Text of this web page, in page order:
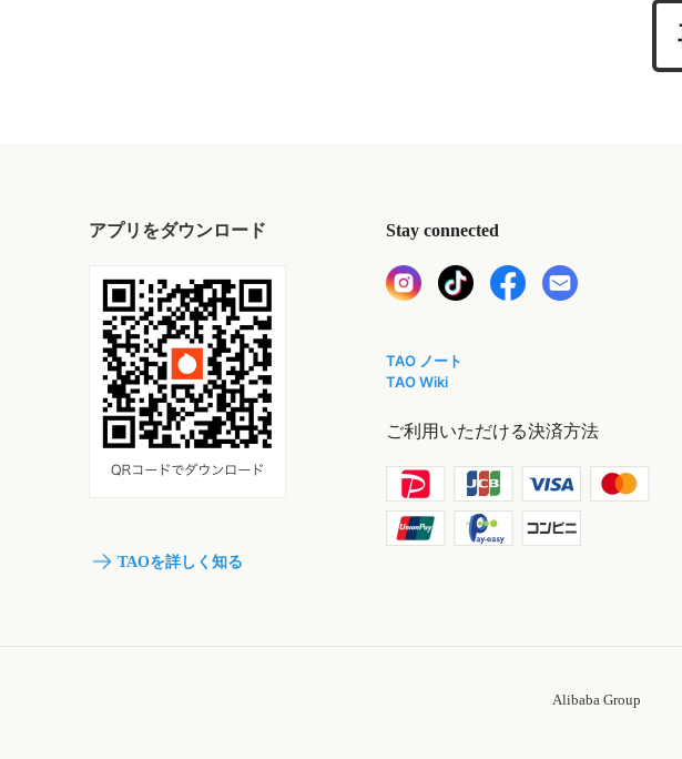
アプリをダウンロード
TAOを詳しく知る
Stay connected
TAO ノート
TAO Wiki
ご利用いただける決済方法
Alibaba Group